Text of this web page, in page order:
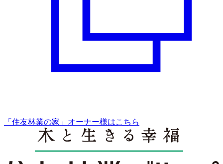
「住友林業の家」オーナー様はこちら